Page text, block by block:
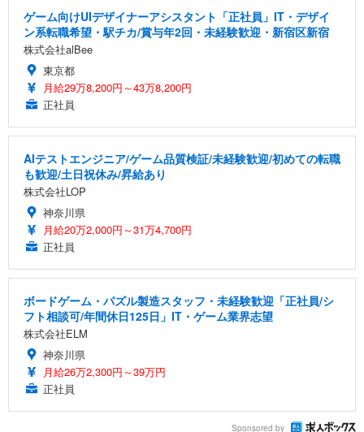
ゲーム向けUIデザイナーアシスタント「正社員」IT・デザイ
ン系転職希望・駅チカ/賞与年2回・未経験歓迎・新宿区新宿
株式会社alBee
東京都
月給29万8,200円～43万8,200円
正社員
AIテストエンジニア/ゲーム品質検証/未経験歓迎/初めての転職
も歓迎/土日祝休み/昇給あり
株式会社LOP
神奈川県
月給20万2,000円～31万4,700円
正社員
ボードゲーム・パズル製造スタッフ・未経験歓迎「正社員/シ
フト相談可/年間休日125日」IT・ゲーム業界志望
株式会社ELM
神奈川県
月給26万2,300円～39万円
正社員
Sponsored by